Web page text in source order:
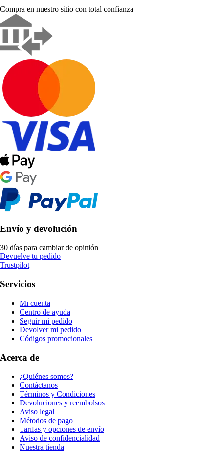
Compra en nuestro sitio con total confianza
Envío y devolución
30 días para cambiar de opinión
Devuelve tu pedido
Trustpilot
Servicios
Mi cuenta
Centro de ayuda
Seguir mi pedido
Devolver mi pedido
Códigos promocionales
Acerca de
¿Quiénes somos?
Contáctanos
Términos y Condiciones
Devoluciones y reembolsos
Aviso legal
Métodos de pago
Tarifas y opciones de envío
Aviso de confidencialidad
Nuestra tienda